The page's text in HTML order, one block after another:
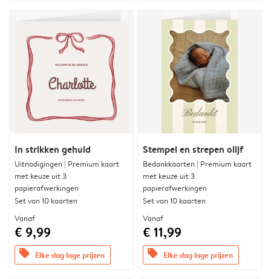
In strikken gehuld
Uitnodigingen | Premium kaart
met keuze uit 3
papierafwerkingen
Set van 10 kaarten
Vanaf
€ 9,99
offers Elke dag lage prijzen
Stempel en strepen olijf
Bedankkaarten | Premium kaart
met keuze uit 3
papierafwerkingen
Set van 10 kaarten
Vanaf
€ 11,99
offers Elke dag lage prijzen